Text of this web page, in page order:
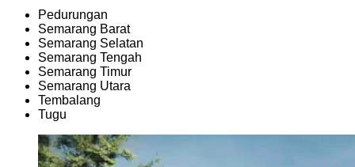
Pedurungan
Semarang Barat
Semarang Selatan
Semarang Tengah
Semarang Timur
Semarang Utara
Tembalang
Tugu